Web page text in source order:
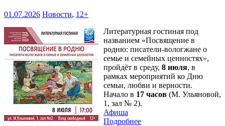
01.07.2026 Новости, 12+
Литературная гостиная под
названием «Посвящение в
родню: писатели-вологжане о
семье и семейных ценностях»,
пройдёт в среду, 8 июля, в
рамках мероприятий ко Дню
семьи, любви и верности.
Начало в 17 часов (М. Ульяновой,
1, зал № 2).
Афиша
Подробнее